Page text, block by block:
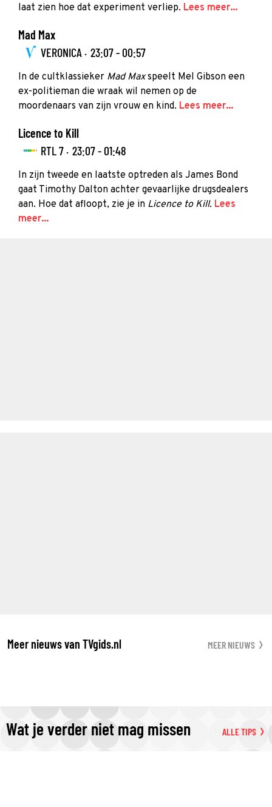
laat zien hoe dat experiment verliep. Lees meer...
Mad Max
VERONICA · 23:07 - 00:57
In de cultklassieker Mad Maxspeelt Mel Gibson een
ex-politieman die wraak wil nemen op de
moordenaars van zijn vrouw en kind. Lees meer...
Licence to Kill
RTL 7 · 23:07 - 01:48
In zijn tweede en laatste optreden als James Bond
gaat Timothy Dalton achter gevaarlijke drugsdealers
aan. Hoe dat afloopt, zie je in Licence to Kill. Lees
meer...
Meer nieuws van TVgids.nl MEER NIEUWS
Wat je verder niet mag missen ALLE TIPS